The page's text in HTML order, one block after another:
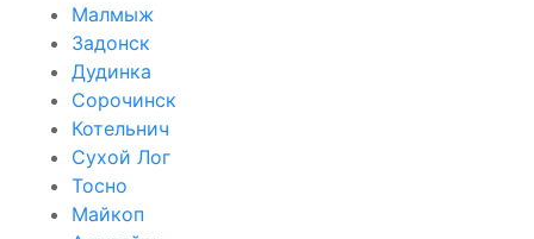
Малмыж
Задонск
Дудинка
Сорочинск
Котельнич
Сухой Лог
Тосно
Майкоп